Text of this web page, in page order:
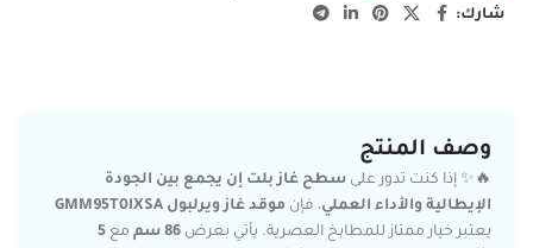
شارك:
وصف المنتج
🔥✨ إذا كنت تدور على سطح غاز بلت إن يجمع بين الجودة
الإيطالية والأداء العملي، فإن موقد غاز ويرلبول GMM95T0IXSA
يعتبر خيار ممتاز للمطابخ العصرية. يأتي بعرض 86 سم مع 5